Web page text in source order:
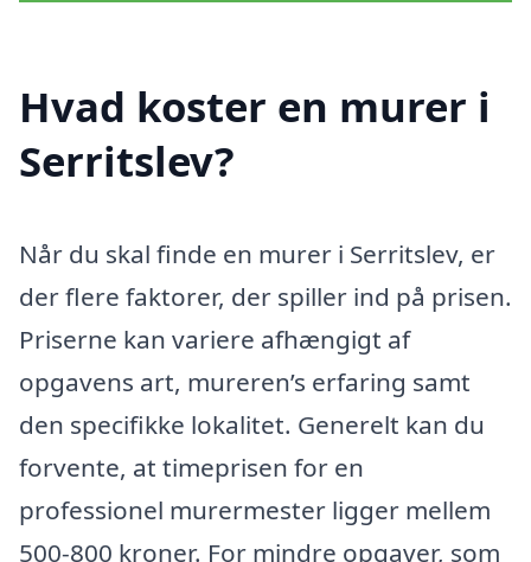
Hvad koster en murer i
Serritslev?
Når du skal finde en murer i Serritslev, er
der flere faktorer, der spiller ind på prisen.
Priserne kan variere afhængigt af
opgavens art, mureren’s erfaring samt
den specifikke lokalitet. Generelt kan du
forvente, at timeprisen for en
professionel murermester ligger mellem
500-800 kroner. For mindre opgaver, som